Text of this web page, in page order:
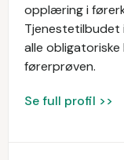
opplæring i
Tjenestetilbudet
alle
førerprøven.
Se full profil >>